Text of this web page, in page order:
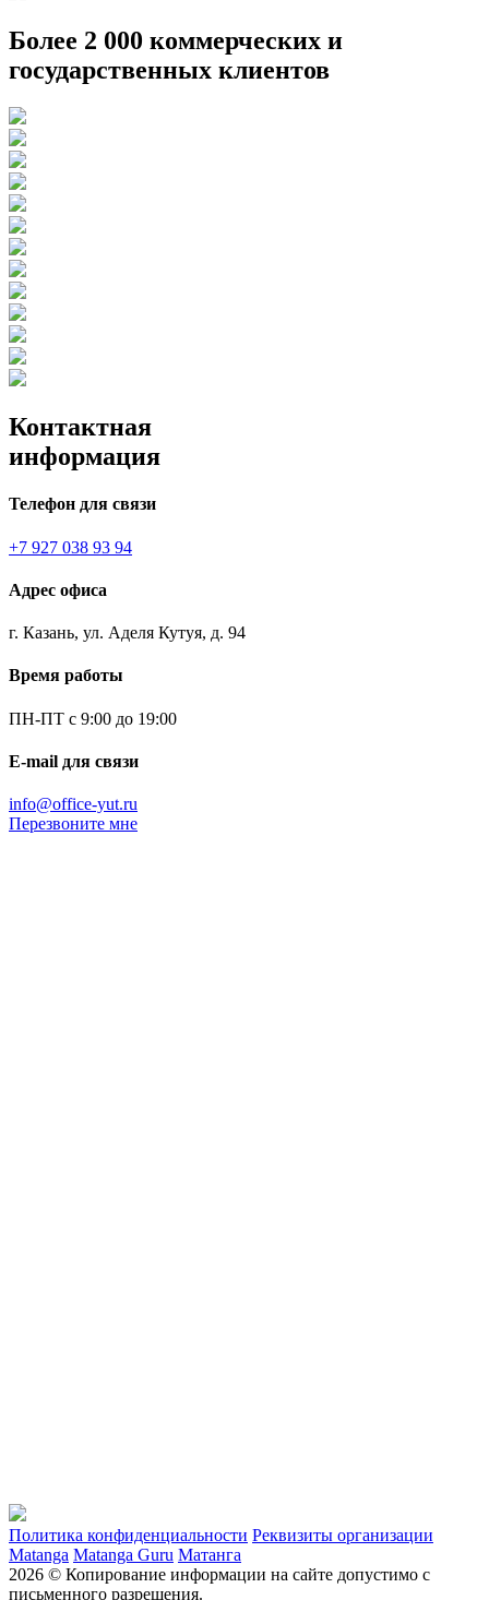
Более 2 000 коммерческих и
государственных клиентов
Контактная
информация
Телефон для связи
+7 927 038 93 94
Адрес офиса
г. Казань, ул. Аделя Кутуя, д. 94
Время работы
ПН-ПТ с 9:00 до 19:00
E-mail для связи
info@office-yut.ru
Перезвоните мне
Политика конфиденциальности Реквизиты организации
Matanga Matanga Guru Матанга
2026 © Копирование информации на сайте допустимо с
письменного разрешения.